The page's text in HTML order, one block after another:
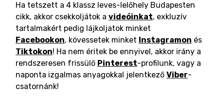
Ha tetszett a 4 klassz leves-lelőhely Budapesten
cikk, akkor csekkoljátok a videóinkat, exkluzív
tartalmakért pedig lájkoljatok minket
Facebookon, kövessetek minket Instagramon és
Tiktokon! Ha nem éritek be ennyivel, akkor irány a
rendszeresen frissülő Pinterest-profilunk, vagy a
naponta izgalmas anyagokkal jelentkező Viber-
csatornánk!